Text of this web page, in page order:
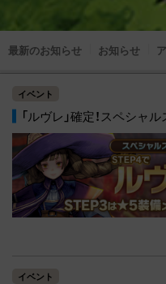
最新のお知らせ お知らせ
イベント
「ルヴレ」確定！スペシャ
イベント